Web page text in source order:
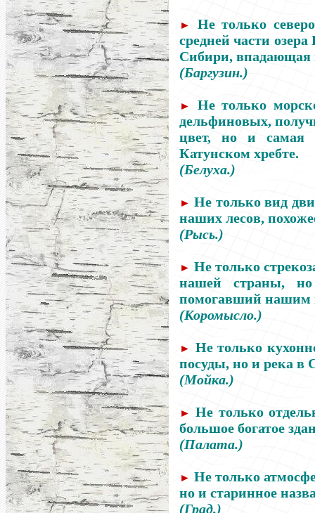
►
Не только
средней части
Сибири, впадающая
(Баргузин.)
►
Не только
дельфиновых,
цвет, но и самая
Катунском хребте.
(Белуха.)
► Не только вид
наших лесов,
(Рысь.)
► Не только
нашей страны, но
помогавший нашим
(Коромысло.)
► Не только
посуды, но и река в
(Мойка.)
► Не только
большое богатое
(Палата.)
► Не только
но и старинное
(Град.)